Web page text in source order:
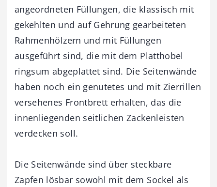
angeordneten Füllungen, die klassisch mit
gekehlten und auf Gehrung gearbeiteten
Rahmenhölzern und mit Füllungen
ausgeführt sind, die mit dem Platthobel
ringsum abgeplattet sind. Die Seitenwände
haben noch ein genutetes und mit Zierrillen
versehenes Frontbrett erhalten, das die
innenliegenden seitlichen Zackenleisten
verdecken soll.
Die Seitenwände sind über steckbare
Zapfen lösbar sowohl mit dem Sockel als